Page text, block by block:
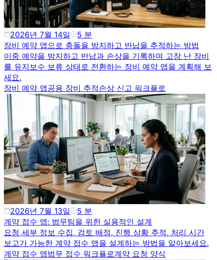
2026년 7월 14일 5 분
장비 예약 앱으로 충돌을 방지하고 반납을 추적하는 방법
이중 예약을 방지하고 반납과 손상을 기록하며 고장 난 장비
를 유지보수 보류 상태로 전환하는 장비 예약 앱을 계획해 보
세요.
장비 예약 앱공용 장비 추적손상 신고 워크플로
2026년 7월 13일 5 분
계약 접수 앱: 법무팀을 위한 실용적인 설계
요청 세부 정보 수집, 검토 배정, 진행 상황 추적, 처리 시간
보고가 가능한 계약 접수 앱을 설계하는 방법을 알아보세요.
계약 접수 앱법무 접수 워크플로계약 요청 양식